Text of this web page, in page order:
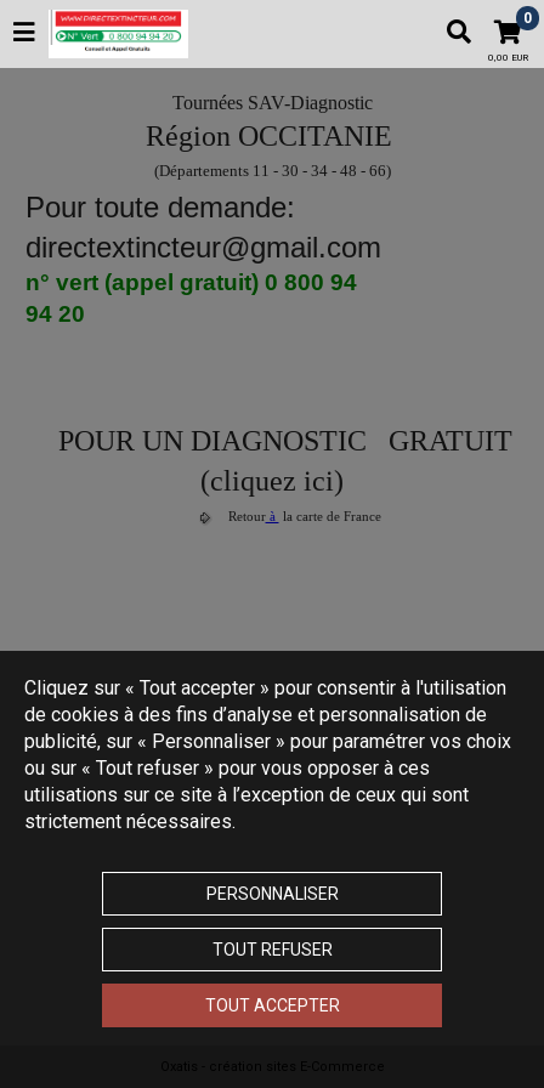
0
0,00 EUR
Tournées SAV-Diagnostic
Région OCCITANIE
(Départements 11 - 30 - 34 - 48 - 66)
Pour toute demande:
directextincteur@gmail.com
n° vert (appel gratuit) 0 800 94
94 20
POUR UN DIAGNOSTIC GRATUIT
(cliquez ici)
Retourà la carte de France
Cliquez sur « Tout accepter » pour consentir à l'utilisation
de cookies à des fins d’analyse et personnalisation de
publicité, sur « Personnaliser » pour paramétrer vos choix
ou sur « Tout refuser » pour vous opposer à ces
utilisations sur ce site à l’exception de ceux qui sont
strictement nécessaires.
PERSONNALISER
TOUT REFUSER
TOUT ACCEPTER